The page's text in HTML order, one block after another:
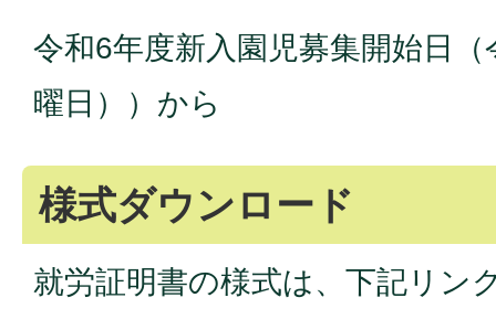
令和6年度新入園児募集開始日
曜日））から
様式ダウンロード
就労証明書の様式は、下記リン